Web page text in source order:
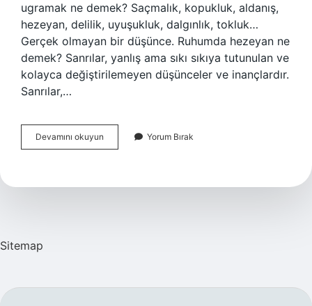
ugramak ne demek? Saçmalık, kopukluk, aldanış,
hezeyan, delilik, uyuşukluk, dalgınlık, tokluk…
Gerçek olmayan bir düşünce. Ruhumda hezeyan ne
demek? Sanrılar, yanlış ama sıkı sıkıya tutunulan ve
kolayca değiştirilemeyen düşünceler ve inançlardır.
Sanrılar,…
Devamını okuyun Hezeyan
Geçirmek
Yorum Bırak
Sitemap